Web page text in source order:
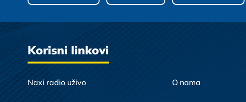
Korisni linkovi
Naxi radio uživo O nama